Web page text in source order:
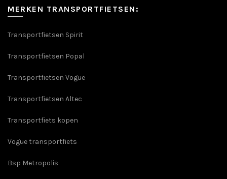
MERKEN TRANSPORTFIETSEN:
Transportfietsen Spirit
Transportfietsen Popal
Transportfietsen Vogue
Transportfietsen Altec
Transportfiets kopen
Vogue transportfiets
Bsp Metropolis